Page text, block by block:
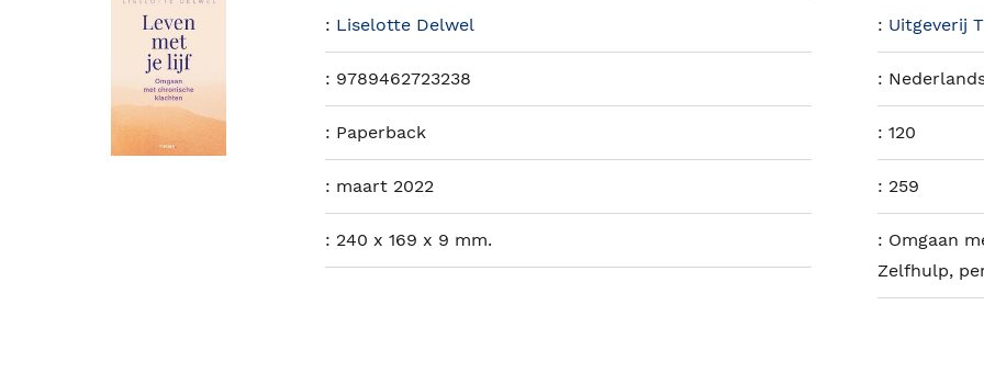
: Liselotte Delwel : Uitgeverij
: 9789462723238 :
: Paperback :120
: maart 2022 : 259
: 240 x 169 x 9 mm. : Omgaan
Zelfhulp,